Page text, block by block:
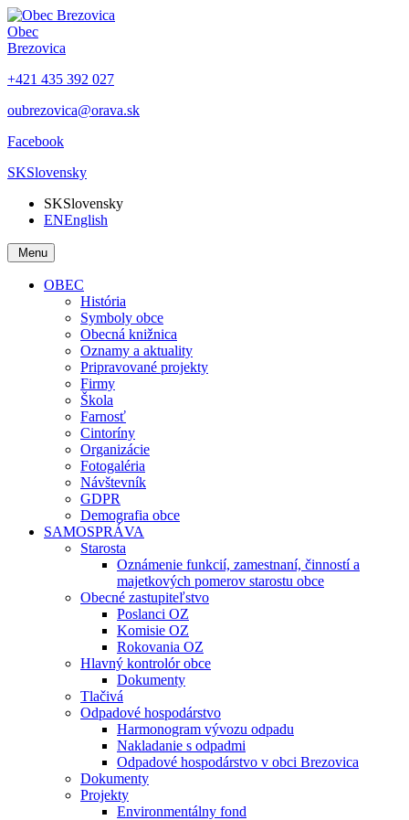
Obec
Brezovica
+421 435 392 027
oubrezovica@orava.sk
Facebook
SKSlovensky
SKSlovensky
ENEnglish
Menu
OBEC
História
Symboly obce
Obecná knižnica
Oznamy a aktuality
Pripravované projekty
Firmy
Škola
Farnosť
Cintoríny
Organizácie
Fotogaléria
Návštevník
GDPR
Demografia obce
SAMOSPRÁVA
Starosta
Oznámenie funkcií, zamestnaní, činností a
majetkových pomerov starostu obce
Obecné zastupiteľstvo
Poslanci OZ
Komisie OZ
Rokovania OZ
Hlavný kontrolór obce
Dokumenty
Tlačivá
Odpadové hospodárstvo
Harmonogram vývozu odpadu
Nakladanie s odpadmi
Odpadové hospodárstvo v obci Brezovica
Dokumenty
Projekty
Environmentálny fond